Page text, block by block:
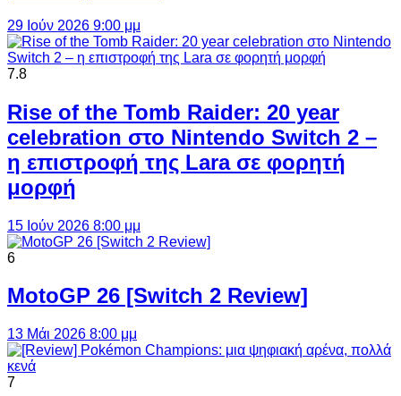
29 Ιούν 2026 9:00 μμ
7.8
Rise of the Tomb Raider: 20 year
celebration στο Nintendo Switch 2 –
η επιστροφή της Lara σε φορητή
μορφή
15 Ιούν 2026 8:00 μμ
6
MotoGP 26 [Switch 2 Review]
13 Μάι 2026 8:00 μμ
7